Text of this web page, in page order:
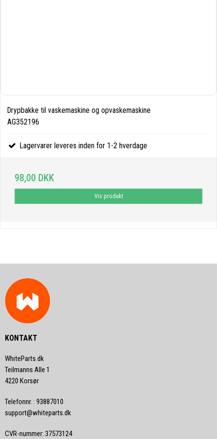
Drypbakke til vaskemaskine og opvaskemaskine
AG352196
Lagervarer leveres inden for 1-2 hverdage
98,00 DKK
Vis produkt
KONTAKT
WhiteParts.dk
Teilmanns Alle 1
4220 Korsør
Telefonnr. : 93887010
support@whiteparts.dk
CVR-nummer: 37573124